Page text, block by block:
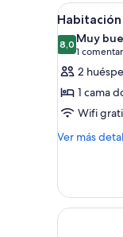
Abrir
todas
las
fotos
de
doble
superior
5
8,08,0 de 10
Muy
1
(1
2
1 cama
Wifi
Ver más
Más
doble
superior